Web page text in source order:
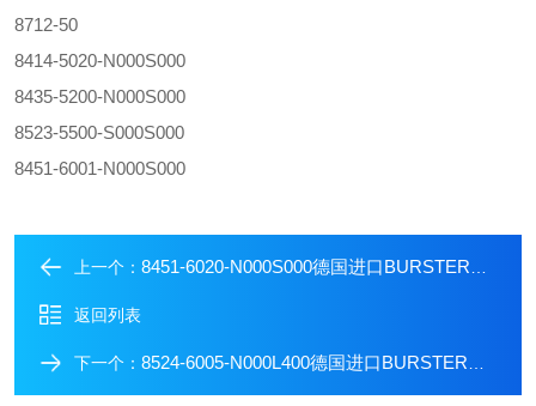
8712-50
8414-5020-N000S000
8435-5200-N000S000
8523-5500-S000S000
8451-6001-N000S000
上一个： 8451-6020-N000S000德国进口BURSTER冲压机压力传感器
返回列表
下一个： 8524-6005-N000L400德国进口BURSTER精密拉伸压缩力传感器